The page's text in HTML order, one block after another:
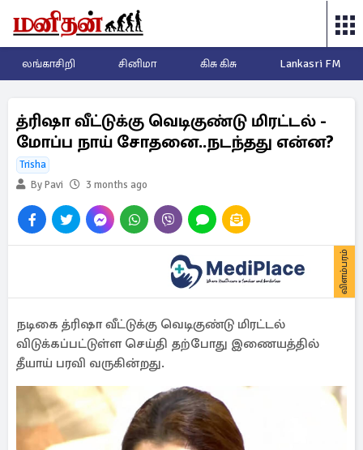
லங்காசிறி சினிமா கிசு கிசு Lankasri FM
த்ரிஷா வீட்டுக்கு வெடிகுண்டு மிரட்டல் -
மோப்ப நாய் சோதனை..நடந்தது என்ன?
Trisha
By Pavi
3 months ago
விளம்பரம்
நடிகை த்ரிஷா வீட்டுக்கு வெடிகுண்டு மிரட்டல்
விடுக்கப்பட்டுள்ள செய்தி தற்போது இணையத்தில்
தீயாய் பரவி வருகின்றது.